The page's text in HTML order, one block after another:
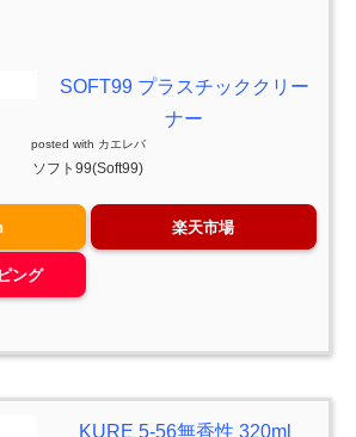
SOFT99 プラスチッククリー
ナー
posted with カエレバ
ソフト99(Soft99)
楽天市場
ング
KURE 5-56無香性 320ml